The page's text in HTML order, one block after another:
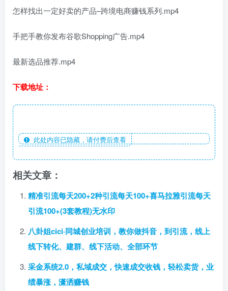
怎样找出一定好卖的产品–跨境电商赚钱系列.mp4
手把手教你发布谷歌Shopping广告.mp4
最新选品推荐.mp4
下载地址：
此处内容已隐藏，请付费后查看
相关文章：
精准引流每天200+2种引流每天100+喜马拉雅引流每天
引流100+(3套教程)无水印
八卦姐cici·同城创业培训，教你做抖音，到引流，线上
线下转化、建群、线下活动、全部环节
采金系统2.0，私域成交，快速成交收钱，轻松卖货，业
绩暴涨，潇洒赚钱